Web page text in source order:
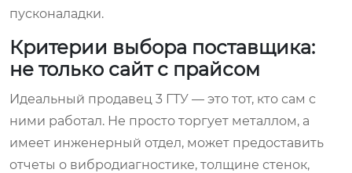
пусконаладки.
Критерии выбора поставщика:
не только сайт с прайсом
Идеальный продавец 3 ГТУ — это тот, кто сам с
ними работал. Не просто торгует металлом, а
имеет инженерный отдел, может предоставить
отчеты о вибродиагностике, толщине стенок,